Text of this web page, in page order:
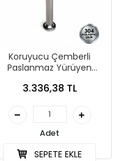
Koruyucu Çemberli
Paslanmaz Yürüyen
3.336,38 TL
Adet
SEPETE EKLE